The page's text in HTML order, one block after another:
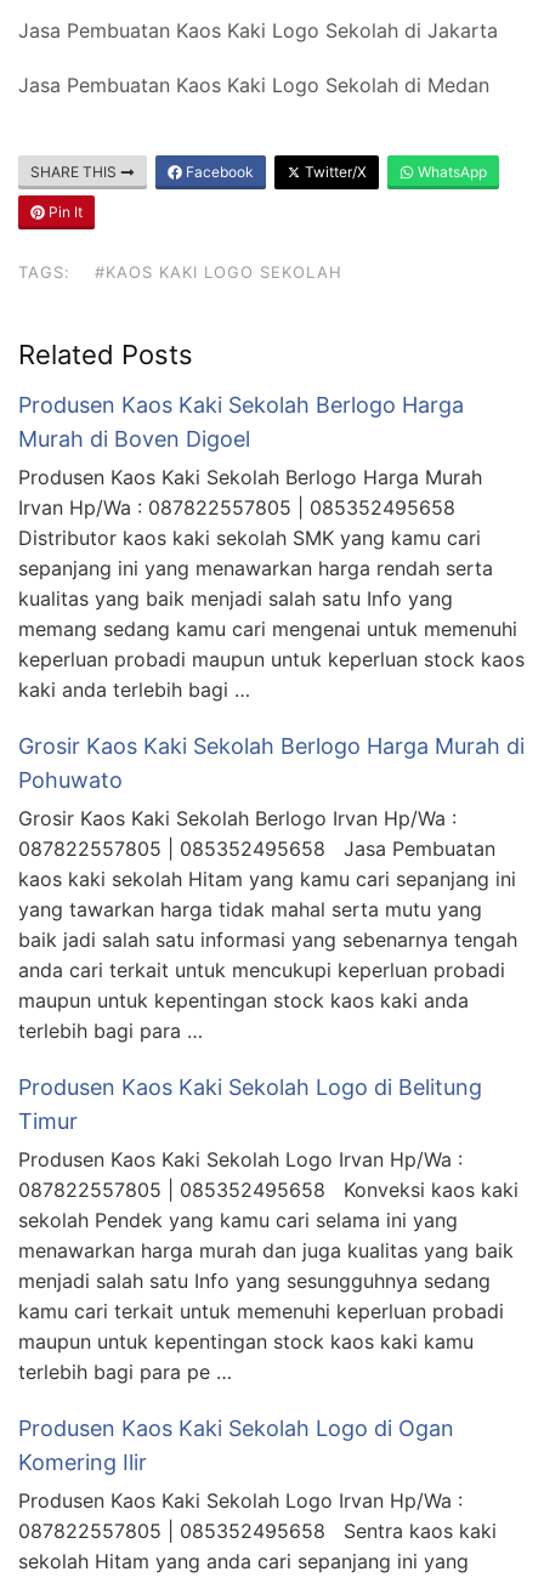
Jasa Pembuatan Kaos Kaki Logo Sekolah di Jakarta
Jasa Pembuatan Kaos Kaki Logo Sekolah di Medan
SHARE THIS Facebook Twitter/X WhatsApp
Pin It
TAGS: #KAOS KAKI LOGO SEKOLAH
Related Posts
Produsen Kaos Kaki Sekolah Berlogo Harga
Murah di Boven Digoel
Produsen Kaos Kaki Sekolah Berlogo Harga Murah
Irvan Hp/Wa : 087822557805 | 085352495658
Distributor kaos kaki sekolah SMK yang kamu cari
sepanjang ini yang menawarkan harga rendah serta
kualitas yang baik menjadi salah satu Info yang
memang sedang kamu cari mengenai untuk memenuhi
keperluan probadi maupun untuk keperluan stock kaos
kaki anda terlebih bagi …
Grosir Kaos Kaki Sekolah Berlogo Harga Murah di
Pohuwato
Grosir Kaos Kaki Sekolah Berlogo Irvan Hp/Wa :
087822557805 | 085352495658 Jasa Pembuatan
kaos kaki sekolah Hitam yang kamu cari sepanjang ini
yang tawarkan harga tidak mahal serta mutu yang
baik jadi salah satu informasi yang sebenarnya tengah
anda cari terkait untuk mencukupi keperluan probadi
maupun untuk kepentingan stock kaos kaki anda
terlebih bagi para …
Produsen Kaos Kaki Sekolah Logo di Belitung
Timur
Produsen Kaos Kaki Sekolah Logo Irvan Hp/Wa :
087822557805 | 085352495658 Konveksi kaos kaki
sekolah Pendek yang kamu cari selama ini yang
menawarkan harga murah dan juga kualitas yang baik
menjadi salah satu Info yang sesungguhnya sedang
kamu cari terkait untuk memenuhi keperluan probadi
maupun untuk kepentingan stock kaos kaki kamu
terlebih bagi para pe …
Produsen Kaos Kaki Sekolah Logo di Ogan
Komering Ilir
Produsen Kaos Kaki Sekolah Logo Irvan Hp/Wa :
087822557805 | 085352495658 Sentra kaos kaki
sekolah Hitam yang anda cari sepanjang ini yang